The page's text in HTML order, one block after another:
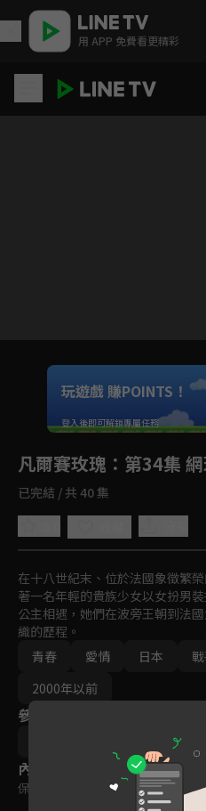
用 APP 免費看更精彩
Unmute
如有不便請見諒
玩遊戲 賺POINTS！
登入後即可解鎖專屬任務
凡爾賽玫瑰 ：第34集
已完結 / 共 40 集
在十八世紀末、位於法國象徵繁
著一名年輕的貴族少女以女扮男
公主相遇，她們在波旁王朝到法
織的歷程。
青春
愛情 日本
2000年以前
參與演員
內容標籤
保護級